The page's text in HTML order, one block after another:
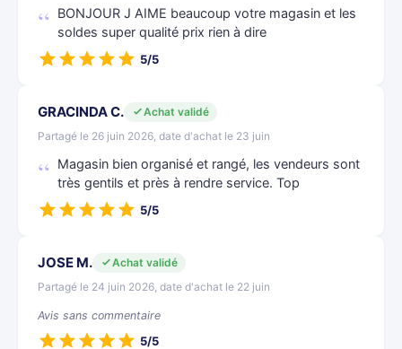
BONJOUR J AIME beaucoup votre magasin et les
soldes super qualité prix rien à dire
5/5
GRACINDA C.
Achat validé
Partagé le 26 juin 2026, date d'achat le 23 juin
Magasin bien organisé et rangé, les vendeurs sont
très gentils et près à rendre service. Top
5/5
JOSE M.
Achat validé
Partagé le 24 juin 2026, date d'achat le 22 juin
Avis sans commentaire
5/5